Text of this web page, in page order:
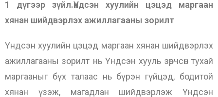
1 дүгээр зүйл.Үндсэн хуулийн цэцэд маргаан
хянан шийдвэрлэх ажиллагааны зорилт
Үндсэн хуулийн цэцэд маргаан хянан шийдвэрлэх
ажиллагааны зорилт нь Үндсэн хууль зөрчсөн тухай
маргааныг бүх талаас нь бүрэн гүйцэд, бодитой
хянан үзэж, магадлан шийдвэрлэж Үндсэн